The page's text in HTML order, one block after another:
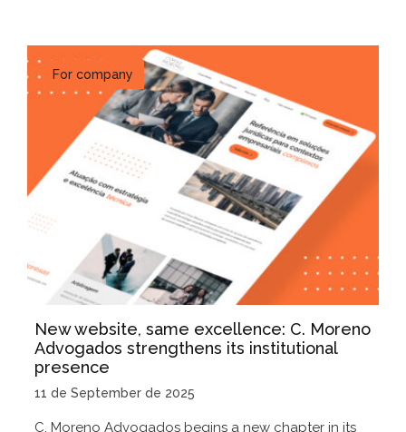
For company
New website, same excellence: C. Moreno
Advogados strengthens its institutional
presence
11 de September de 2025
C. Moreno Advogados begins a new chapter in its